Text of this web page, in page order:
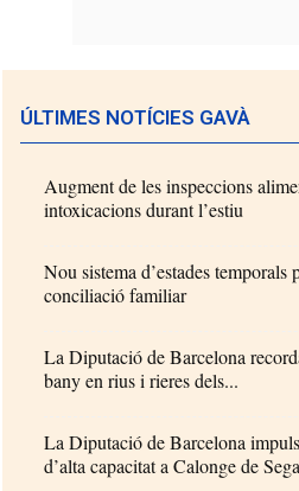
ÚLTIMES NOTÍCIES GAVÀ
Augment de les inspeccions
intoxicacions durant l’estiu
Nou sistema d’estades temporals
conciliació familiar
La Diputació de Barcelona
bany en rius i rieres dels...
La Diputació de Barcelona
d’alta capacitat a Calonge de